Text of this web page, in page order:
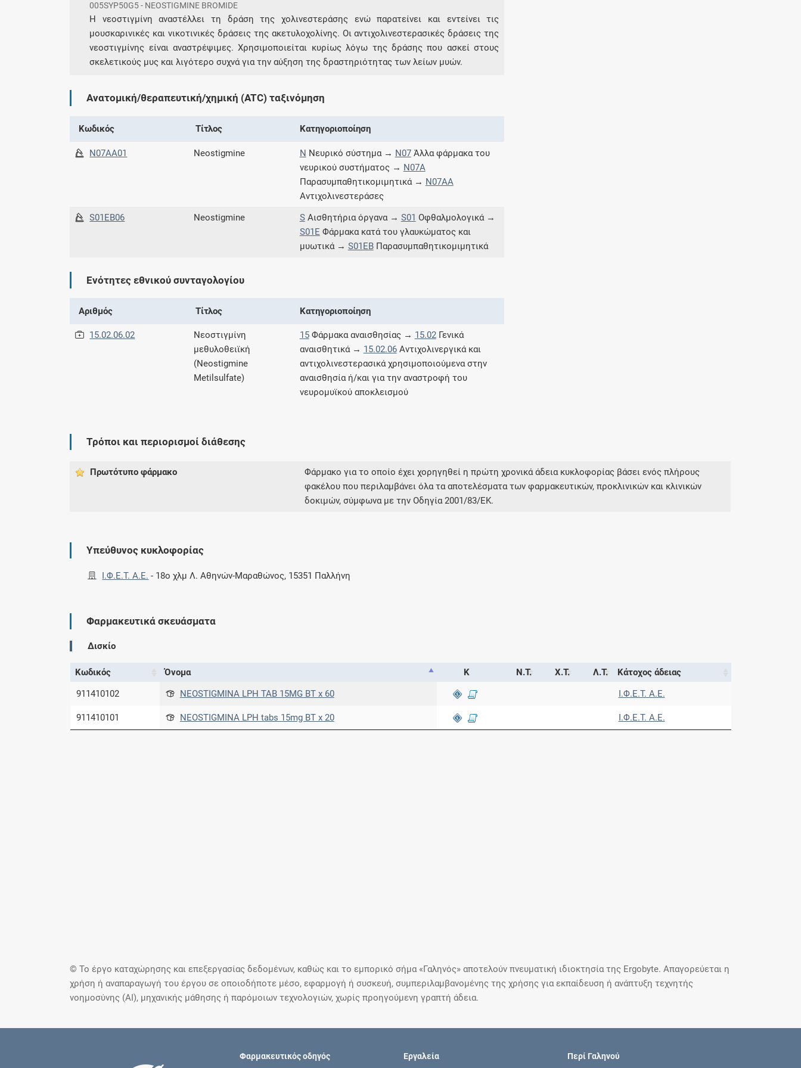
Συνδρομές
Μάθετε περισσότερα για τα οφέλη και τις
Ενδείξεις και αγωγές
Βρείτε θεραπευτικές ενδείξεις και αγωγές για
νόσους, συμπτώματα και ιατρικές πράξεις
Γνωρίζατε ότι...
005SYP50G5 - NEOSTIGMINE BROMIDE
Η νεοστιγμίνη αναστέλλει τη δράση της χολινεστεράσης ενώ παρατείνει και εντείνει τις
μουσκαρινικές και νικοτινικές δράσεις της ακετυλοχολίνης. Οι αντιχολινεστερασικές δράσεις της
νεοστιγμίνης είναι αναστρέψιμες. Χρησιμοποιείται κυρίως λόγω της δράσης που ασκεί στους
σκελετικούς μυς και λιγότερο συχνά για την αύξηση της δραστηριότητας των λείων μυών.
Ανατομική/θεραπευτική/χημική (ATC) ταξινόμηση
Κωδικός Τίτλος Κατηγοριοποίηση
N07AA01 Neostigmine N Νευρικό σύστημα → N07Άλλα φάρμακα του
νευρικού συστήματος → N07A
Παρασυμπαθητικομιμητικά → N07AA
Αντιχολινεστεράσες
S01EB06 Neostigmine SΑισθητήρια όργανα → S01 Οφθαλμολογικά →
S01E Φάρμακα κατά του γλαυκώματος και
μυωτικά → S01EBΠαρασυμπαθητικομιμητικά
Ενότητες εθνικού συνταγολογίου
Αριθμός Τίτλος Κατηγοριοποίηση
15.02.06.02
Νεοστιγμίνη
μεθυλοθειϊκή
(Neostigmine
Metilsulfate)
15Φάρμακα αναισθησίας → 15.02Γενικά
αναισθητικά → 15.02.06Αντιχολινεργικά και
αντιχολινεστερασικά χρησιμοποιούμενα στην
αναισθησία ή/και για την αναστροφή του
νευρομυϊκού αποκλεισμού
Τρόποι και περιορισμοί διάθεσης
Πρωτότυπο φάρμακo
Φάρμακο για το οποίο έχει χορηγηθεί η πρώτη χρονικά άδεια κυκλοφορίας βάσει ενός πλήρους
φακέλου που περιλαμβάνει όλα τα αποτελέσματα των φαρμακευτικών, προκλινικών και κλινικών
δοκιμών, σύμφωνα με την Οδηγία 2001/83/ΕΚ.
Υπεύθυνος κυκλοφορίας
Ι.Φ.Ε.Τ. A.E. - 18ο χλμ Λ. Αθηνών-Μαραθώνος, 15351 Παλλήνη
Φαρμακευτικά σκευάσματα
Δισκίο
Κωδικός Όνομα Κ Ν.Τ. Χ.Τ. Λ.Τ.
Κάτοχος άδειας
911410102
NEOSTIGMINA LPH TAB 15MG BT x 60 Ι.Φ.Ε.Τ. A.E.
911410101 NEOSTIGMINA LPH tabs 15mg BT x 20 Ι.Φ.Ε.Τ. A.E.
© Το έργο καταχώρησης και επεξεργασίας δεδομένων, καθώς και το εμπορικό σήμα «Γαληνός» αποτελούν πνευματική ιδιοκτησία της Ergobyte. Απαγορεύεται η
χρήση ή αναπαραγωγή του έργου σε οποιοδήποτε μέσο, εφαρμογή ή συσκευή, συμπεριλαμβανομένης της χρήσης για εκπαίδευση ή ανάπτυξη τεχνητής
νοημοσύνης (AI), μηχανικής μάθησης ή παρόμοιων τεχνολογιών, χωρίς προηγούμενη γραπτή άδεια.
Φαρμακευτικός οδηγός Εργαλεία Περί Γαληνού